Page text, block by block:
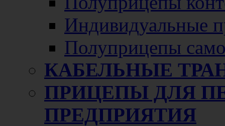
Индивидуальные
Полуприцепы
КАБЕЛЬНЫЕ
ПРИЦЕПЫ ДЛЯ
ПРЕДПРИЯТИЯ